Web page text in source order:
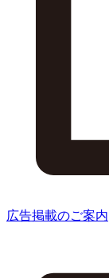
広告掲載のご案内